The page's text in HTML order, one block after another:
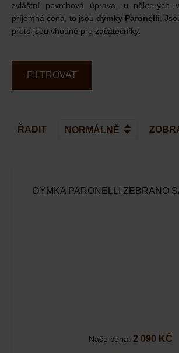
zvláštní povrchová úprava, u některých
příjemná cena, to jsou dýmky Paronelli .
proto jsou vhodné pro začátečníky.
FILTROVAT
ŘADIT
DÝMKA PARONELLI ZEBRANO
Naše cena: 2 090 KČ